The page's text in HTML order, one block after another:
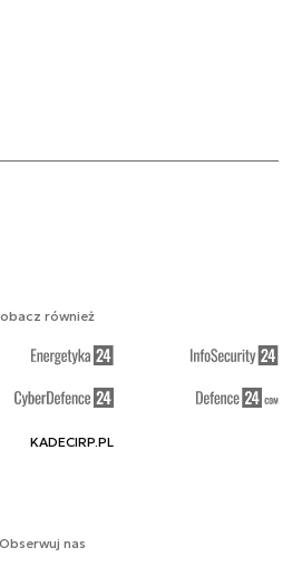
Obserwuj nas
również
KADECIRP.PL